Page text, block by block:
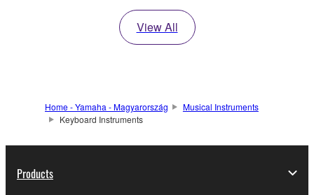
View All
Home - Yamaha - Magyarország
Musical Instruments
Keyboard Instruments
Products